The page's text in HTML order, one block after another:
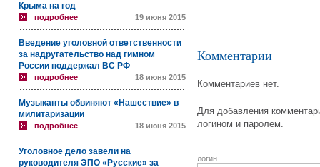
Крыма на год
подробнее 19 июня 2015
Введение уголовной ответственности
за надругательство над гимном
России поддержал ВС РФ
подробнее 18 июня 2015
Музыканты обвиняют «Нашествие» в
милитаризации
подробнее 18 июня 2015
Уголовное дело завели на
руководителя ЭПО «Русские» за
Комментарии
Комментариев нет.
Для добавления
логином и паролем.
логин